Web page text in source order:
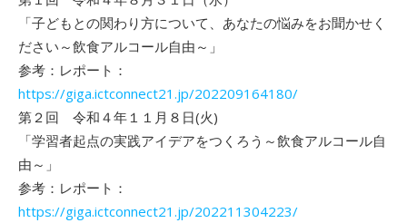
「子どもとの関わり方について、あなたの悩みをお聞かせく
ださい～飲食アルコール自由～」
参考：レポート：
https://giga.ictconnect21.jp/202209164180/
第２回 令和４年１１月８日(火)
「学習者起点の実践アイデアをつくろう～飲食アルコール自
由～」
参考：レポート：
https://giga.ictconnect21.jp/202211304223/